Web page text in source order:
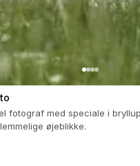
fotograf med speciale i
øjeblikke.